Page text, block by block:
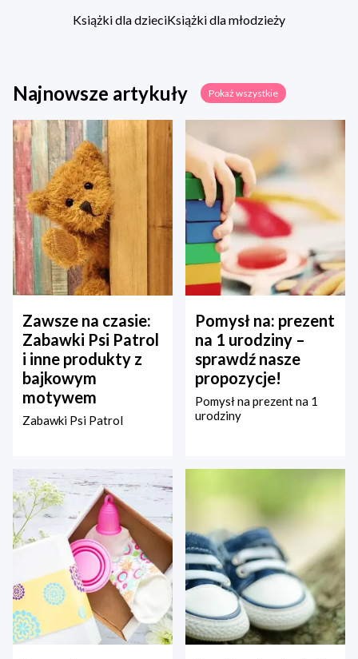
Książki dla dzieciKsiążki dla młodzieży
Najnowsze artykuły Pokaż wszystkie
Zawsze na czasie:
Zabawki Psi Patrol
i inne produkty z
bajkowym
motywem
Zabawki Psi Patrol
Pomysł na: prezent
na 1 urodziny –
sprawdź nasze
propozycje!
Pomysł na prezent na 1
urodziny